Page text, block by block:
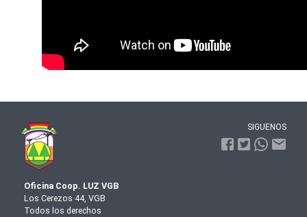
Oficina Coop. LUZ VGB
Los Cerezos 44, VGB
Todos los derechos
SIGUENOS